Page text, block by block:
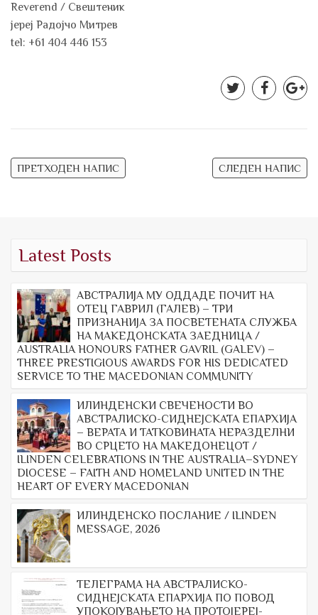
Reverend / Свештеник
јереј Радојчо Митрев
tel: +61 404 446 153
Post
ПРЕТХОДЕН НАПИС СЛЕДЕН НАПИС
Latest Posts
АВСТРАЛИЈА МУ ОДДАДЕ ПОЧИТ НА
ОТЕЦ ГАВРИЛ (ГАЛЕВ) – ТРИ
ПРИЗНАНИЈА ЗА ПОСВЕТЕНАТА СЛУЖБА
НА МАКЕДОНСКАТА ЗАЕДНИЦА /
AUSTRALIA HONOURS FATHER GAVRIL (GALEV) –
THREE PRESTIGIOUS AWARDS FOR HIS DEDICATED
SERVICE TO THE MACEDONIAN COMMUNITY
ИЛИНДЕНСКИ СВЕЧЕНОСТИ ВО
АВСТРАЛИСКО-СИДНЕЈСКАТА ЕПАРХИЈА
– ВЕРАТА И ТАТКОВИНАТА НЕРАЗДЕЛНИ
ВО СРЦЕТО НА МАКЕДОНЕЦОТ /
ILINDEN CELEBRATIONS IN THE AUSTRALIA–SYDNEY
DIOCESE – FAITH AND HOMELAND UNITED IN THE
HEART OF EVERY MACEDONIAN
ИЛИНДЕНСКО ПОСЛАНИЕ / ILINDEN
MESSAGE, 2026
ТЕЛЕГРАМА НА АВСТРАЛИСКО-
СИДНЕЈСКАТА ЕПАРХИЈА ПО ПОВОД
УПОКОЈУВАЊЕТО НА ПРОТОЈЕРЕЈ-